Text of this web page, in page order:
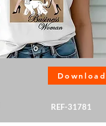
Download
REF-31781